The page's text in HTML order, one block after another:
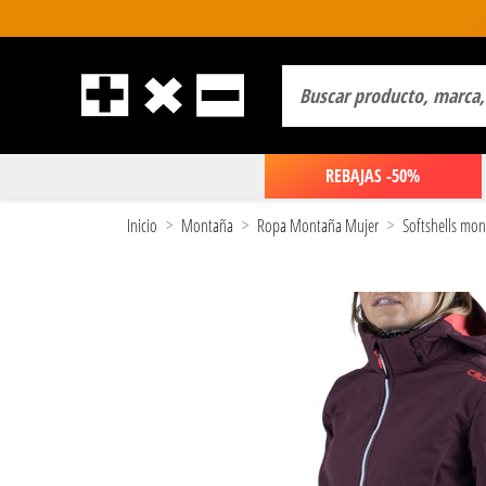
REBAJAS -50%
Inicio Montaña Ropa Montaña Mujer Softshells